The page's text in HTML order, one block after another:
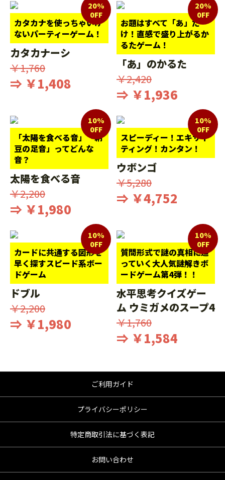
カタカナを使っちゃいけ
ないパーティーゲーム！
20%
0FF
カタカナーシ
￥1,760
⇒ ￥1,408
お題はすべて「あ」だ
け！直感で盛り上がるか
るたゲーム！
20%
0FF
「あ」のかるた
￥2,420
⇒ ￥1,936
「太陽を食べる音」「納
豆の足音」ってどんな
音？
10%
0FF
太陽を食べる音
￥2,200
⇒ ￥1,980
スピーディー！エキサイ
ティング！カンタン！
10%
0FF
ウボンゴ
￥5,280
⇒ ￥4,752
カードに共通する図形を
早く探すスピード系ボー
ドゲーム
10%
0FF
ドブル
￥2,200
⇒ ￥1,980
質問形式で謎の真相に迫
っていく大人気謎解きボ
ードゲーム第4弾！！
10%
0FF
水平思考クイズゲー
ム ウミガメのスープ4
￥1,760
⇒ ￥1,584
ご利用ガイド
プライバシーポリシー
特定商取引法に基づく表記
お問い合わせ